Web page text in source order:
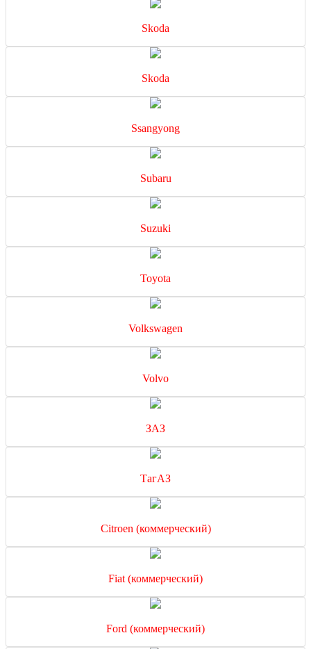
Skoda
Skoda
Ssangyong
Subaru
Suzuki
Toyota
Volkswagen
Volvo
ЗАЗ
ТагАЗ
Citroen (коммерческий)
Fiat (коммерческий)
Ford (коммерческий)